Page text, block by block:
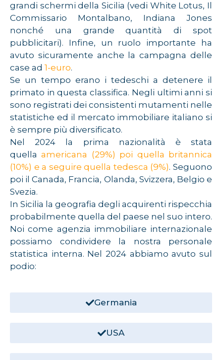
grandi schermi della Sicilia (vedi White Lotus, Il
Commissario Montalbano, Indiana Jones
nonché una grande quantità di spot
pubblicitari). Infine, un ruolo importante ha
avuto sicuramente anche la campagna delle
case ad 1-euro.
Se un tempo erano i tedeschi a detenere il
primato in questa classifica. Negli ultimi anni si
sono registrati dei consistenti mutamenti nelle
statistiche ed il mercato immobiliare italiano si
è sempre più diversificato.
Nel 2024 la prima nazionalità è stata
quellaamericana (29%) poi quella britannica
(10%) e a seguire quella tedesca (9%). Seguono
poi il Canada, Francia, Olanda, Svizzera, Belgio e
Svezia.
In Sicilia la geografia degli acquirenti rispecchia
probabilmente quella del paese nel suo intero.
Noi come agenzia immobiliare internazionale
possiamo condividere la nostra personale
statistica interna. Nel 2024 abbiamo avuto sul
podio:
Germania
USA